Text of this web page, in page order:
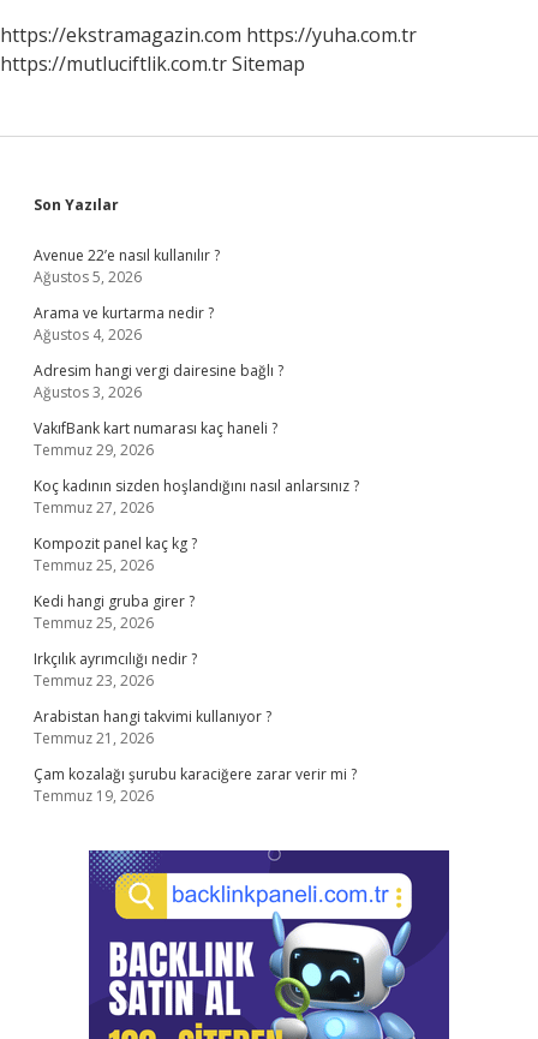
https://ekstramagazin.com https://yuha.com.tr
https://mutluciftlik.com.trSitemap
Sidebar
Son Yazılar
Avenue 22’e nasıl kullanılır ?
Ağustos 5, 2026
Arama ve kurtarma nedir ?
Ağustos 4, 2026
Adresim hangi vergi dairesine bağlı ?
Ağustos 3, 2026
VakıfBank kart numarası kaç haneli ?
Temmuz 29, 2026
Koç kadının sizden hoşlandığını nasıl anlarsınız ?
Temmuz 27, 2026
Kompozit panel kaç kg ?
Temmuz 25, 2026
Kedi hangi gruba girer ?
Temmuz 25, 2026
Irkçılık ayrımcılığı nedir ?
Temmuz 23, 2026
Arabistan hangi takvimi kullanıyor ?
Temmuz 21, 2026
Çam kozalağı şurubu karaciğere zarar verir mi ?
Temmuz 19, 2026